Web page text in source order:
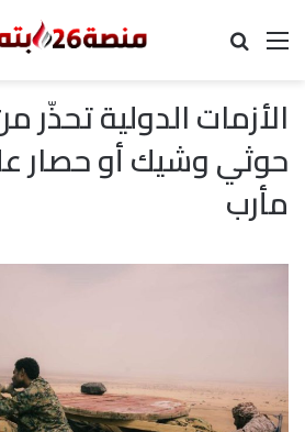
القائمة
الأزمات الدولية
حوثي وشيك أو حصار
مأرب